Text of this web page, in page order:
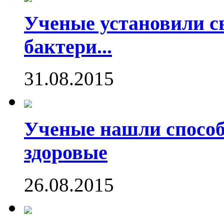
Ученые установили
бактери...
31.08.2015
Ученые нашли
здоровые
26.08.2015